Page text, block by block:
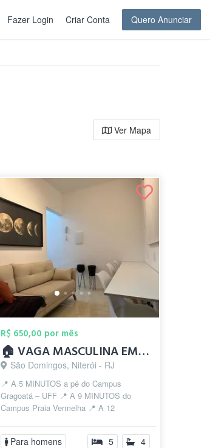
Fazer Login Criar Conta Quero Anunciar
Ver Mapa
R$ 650,00 por mês
🏠 VAGA MASCULINA EM REPÚBLICA – SÃO DOM...
São Domingos, Niterói - RJ
📍 A 5 MINUTOS a pé do Campus
Gragoatá – UFF 📍 A 9 MINUTOS do
Campus Praia Vermelha 📍 A 12
contemplada pelo Aluguel...
Para homens 5 4